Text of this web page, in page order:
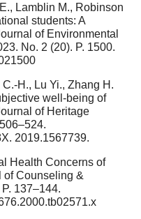
Lamblin M., Robinson
students: A
of Environmental
No. 2 (20). P. 1500.
H., Lu Yi., Zhang H.
well-being of
of Heritage
2019.1567739.
Health Concerns of
of Counseling &
137–144.